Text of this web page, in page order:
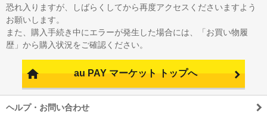
恐れ入りますが、しばらくしてから再度アクセスくださいますよう
お願いします。
また、購入手続き中にエラーが発生した場合には、「お買い物履
歴」から購入状況をご確認ください。
au PAY マーケット トップへ
ヘルプ・お問い合わせ